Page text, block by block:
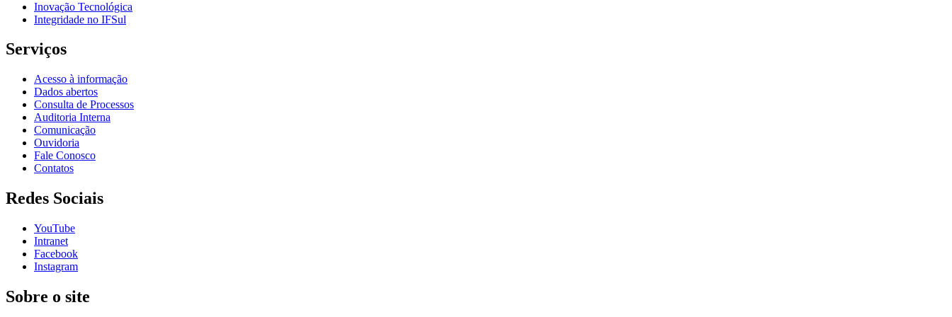
Inovação Tecnológica
Integridade no IFSul
Serviços
Acesso à informação
Dados abertos
Consulta de Processos
Auditoria Interna
Comunicação
Ouvidoria
Fale Conosco
Contatos
Redes Sociais
YouTube
Intranet
Facebook
Instagram
Sobre o site